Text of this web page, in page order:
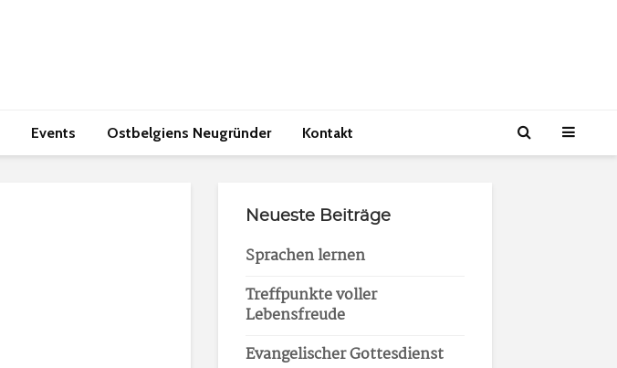
Events Ostbelgiens Neugründer Kontakt
Neueste Beiträge
Sprachen lernen
Treffpunkte voller
Lebensfreude
Evangelischer Gottesdienst